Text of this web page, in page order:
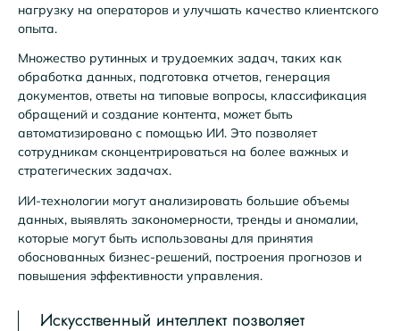
нагрузку на операторов и улучшать качество клиентского
опыта.
Множество рутинных и трудоемких задач, таких как
обработка данных, подготовка отчетов, генерация
документов, ответы на типовые вопросы, классификация
обращений и создание контента, может быть
автоматизировано с помощью ИИ. Это позволяет
сотрудникам сконцентрироваться на более важных и
стратегических задачах.
ИИ-технологии могут анализировать большие объемы
данных, выявлять закономерности, тренды и аномалии,
которые могут быть использованы для принятия
обоснованных бизнес-решений, построения прогнозов и
повышения эффективности управления.
Искусственный интеллект позволяет